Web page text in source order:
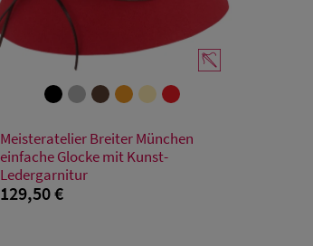
55 56 57 58 59
Meisteratelier Breiter München
einfache Glocke mit Kunst-
Ledergarnitur
129,50 €